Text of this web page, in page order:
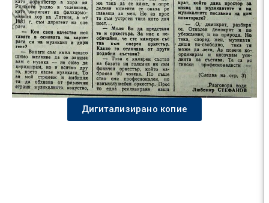
Дигитализирано копие